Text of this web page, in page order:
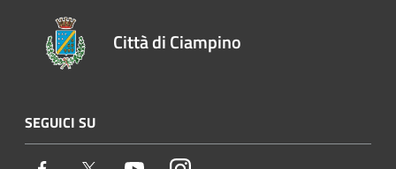
Città di Ciampino
SEGUICI SU